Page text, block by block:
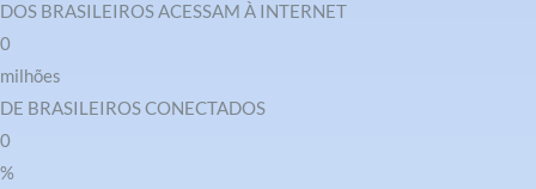
DOS BRASILEIROS ACESSAM À INTERNET
0
milhões
DE BRASILEIROS CONECTADOS
0
%